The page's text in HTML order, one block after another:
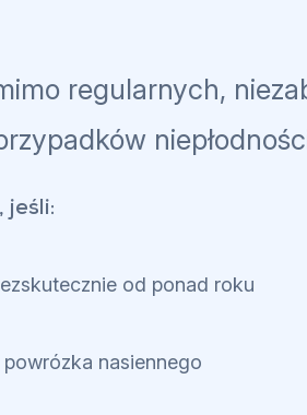
regularnych,
jeśli:
od ponad roku
nasiennego